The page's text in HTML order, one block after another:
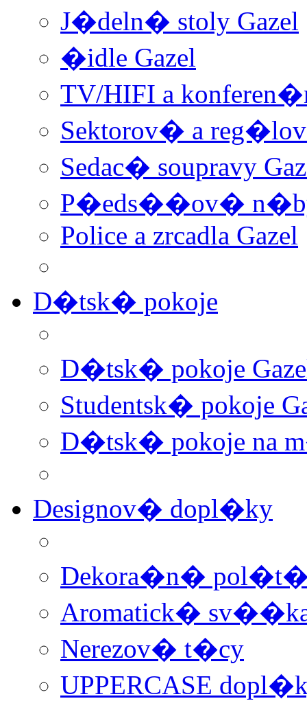
J�deln� stoly Gazel
�idle Gazel
TV/HIFI a
Sektorov� a
Sedac� soupravy
P�eds��ov�
Police a zrcadla Gazel
D�tsk� pokoje
D�tsk� pokoje
Studentsk� pokoje
D�tsk� pokoje na
Designov� dopl�ky
Dekora�n�
Aromatick�
Nerezov� t�cy
UPPERCASE